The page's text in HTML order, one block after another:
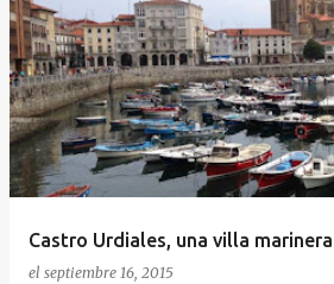
E
n
t
r
a
d
Castro Urdiales, una villa
el septiembre 16, 2015